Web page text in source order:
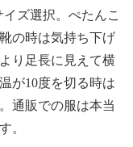
ズ選択。ぺたんこ
の時は気持ち下げ
り足長に見えて横
が10度を切る時は
通販での服は本当
。